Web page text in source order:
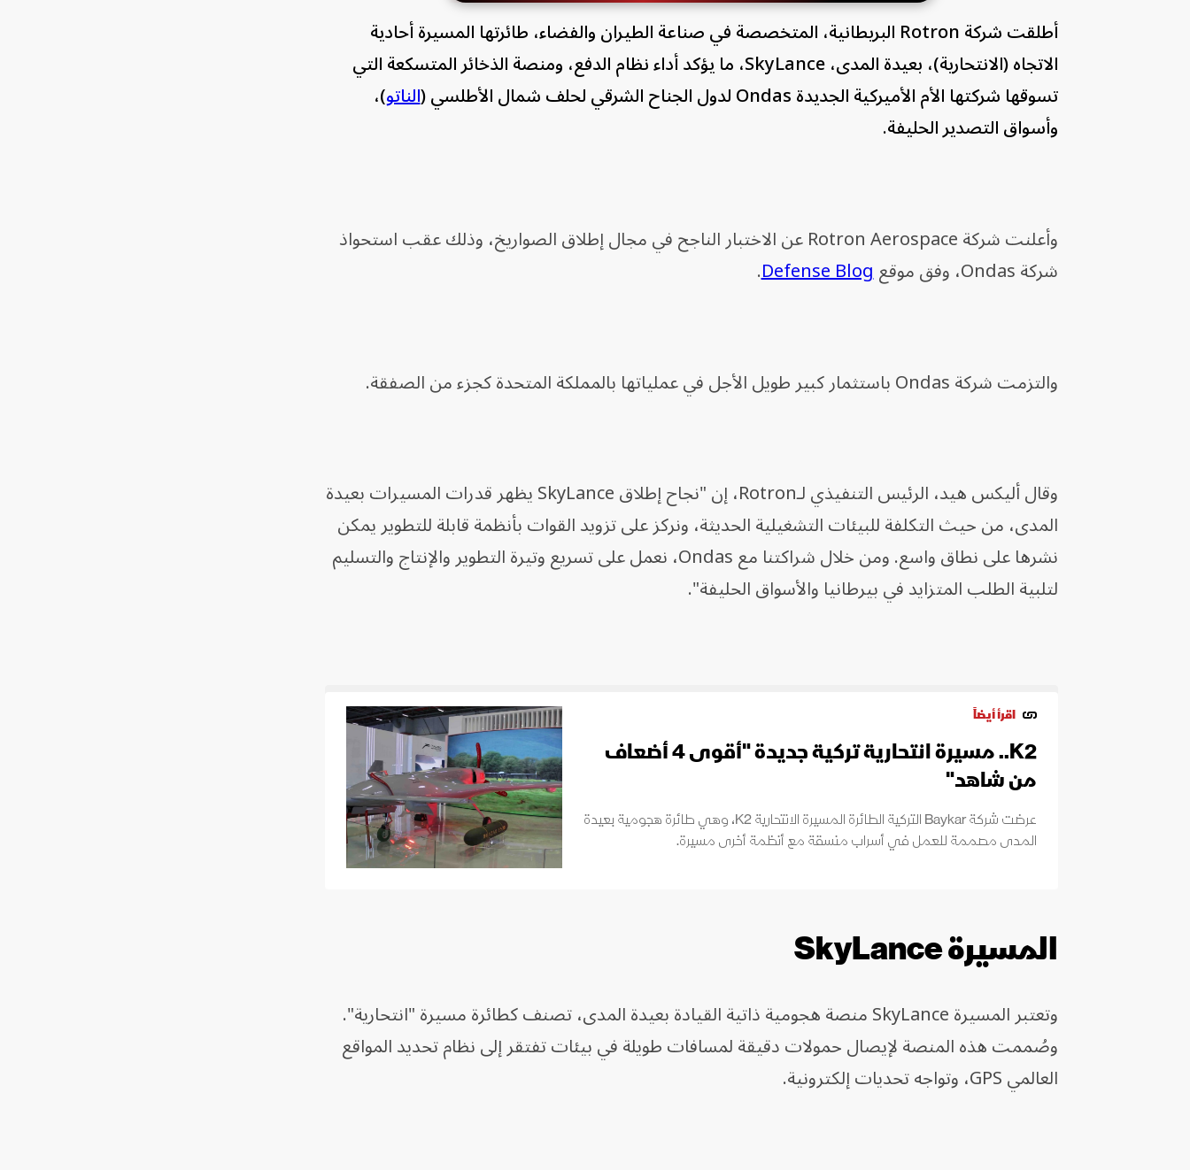
أطلقت شركة Rotron البريطانية، المتخصصة في صناعة الطيران والفضاء، طائرتها المسيرة أحادية
الاتجاه (الانتحارية)، بعيدة المدى، SkyLance، ما يؤكد أداء نظام الدفع، ومنصة الذخائر المتسكعة التي
تسوقها شركتها الأم الأميركية الجديدة Ondas لدول الجناح الشرقي لحلف شمال الأطلسي (
الناتو)،
وأسواق التصدير الحليفة.
وأعلنت شركة Rotron Aerospace عن الاختبار الناجح في مجال إطلاق الصواريخ، وذلك عقب استحواذ
شركة Ondas، وفق موقع
Defense Blog
.
والتزمت شركة Ondas باستثمار كبير طويل الأجل في عملياتها بالمملكة المتحدة كجزء من الصفقة.
وقال أليكس هيد، الرئيس التنفيذي لـRotron، إن "نجاح إطلاق SkyLance يظهر قدرات المسيرات بعيدة
المدى، من حيث التكلفة للبيئات التشغيلية الحديثة، ونركز على تزويد القوات بأنظمة قابلة للتطوير يمكن
نشرها على نطاق واسع. ومن خلال شراكتنا مع Ondas، نعمل على تسريع وتيرة التطوير والإنتاج والتسليم
لتلبية الطلب المتزايد في بيرطانيا والأسواق الحليفة".
اقرأ أيضاً
K2.. مسيرة انتحارية تركية جديدة "أقوى 4 أضعاف
من شاهد"
عرضت شركة Baykar التركية الطائرة المسيرة الانتحارية K2، وهي طائرة هجومية بعيدة
المدى مصممة للعمل في أسراب منسقة مع أنظمة أخرى مسيرة.
المسيرة SkyLance
وتعتبر المسيرة SkyLance منصة هجومية ذاتية القيادة بعيدة المدى، تصنف كطائرة مسيرة "انتحارية".
وصُممت هذه المنصة لإيصال حمولات دقيقة لمسافات طويلة في بيئات تفتقر إلى نظام تحديد المواقع
العالمي GPS، وتواجه تحديات إلكترونية.